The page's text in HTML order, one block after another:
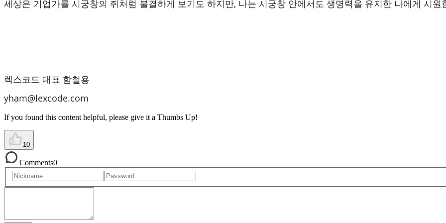
세상은 기업가를 시궁창의 쥐처럼 불결하게 보기도 하지만, 나는 시궁창 안에서도 생명력을 유지한 나에게 시원
렉스코드 대표 함철용
yham@lexcode.com
If you found this content helpful, please give it a Thumbs Up!
10
Comments0